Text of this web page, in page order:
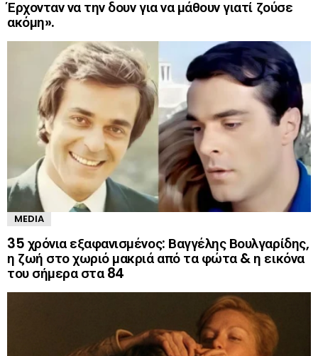
Έρχονταν να την δουν για να μάθουν γιατί ζούσε
ακόμη».
MEDIA
35 χρόνια εξαφανισμένος: Βαγγέλης Βουλγαρίδης,
η ζωή στο χωριό μακριά από τα φώτα & η εικόνα
του σήμερα στα 84